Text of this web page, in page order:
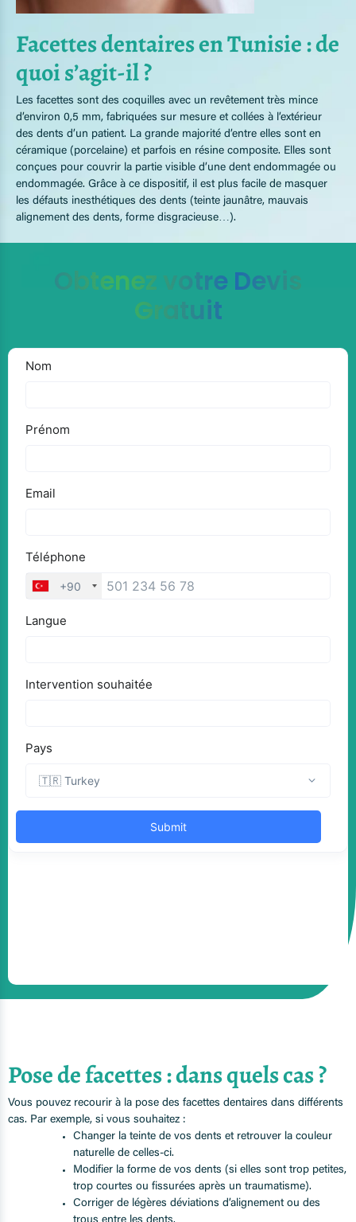
Facettes dentaires en Tunisie : de
quoi s’agit-il ?
Les facettes sont des coquilles avec un revêtement très mince
d’environ 0,5 mm, fabriquées sur mesure et collées à l’extérieur
des dents d’un patient. La grande majorité d’entre elles sont en
céramique (porcelaine) et parfois en résine composite. Elles sont
conçues pour couvrir la partie visible d’une dent endommagée ou
endommagée. Grâce à ce dispositif, il est plus facile de masquer
les défauts inesthétiques des dents (teinte jaunâtre, mauvais
alignement des dents, forme disgracieuse…).
Obtenez votre Devis
Gratuit
Pose de facettes : dans quels cas ?
Vous pouvez recourir à la pose des facettes dentaires dans différents
cas. Par exemple, si vous souhaitez :
Changer la teinte de vos dents et retrouver la couleur
naturelle de celles-ci.
Modifier la forme de vos dents (si elles sont trop petites,
trop courtes ou fissurées après un traumatisme).
Corriger de légères déviations d’alignement ou des